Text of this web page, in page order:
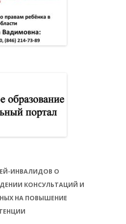
ИНВАЛИДОВ О
КОНСУЛЬТАЦИЙ И
НА ПОВЫШЕНИЕ